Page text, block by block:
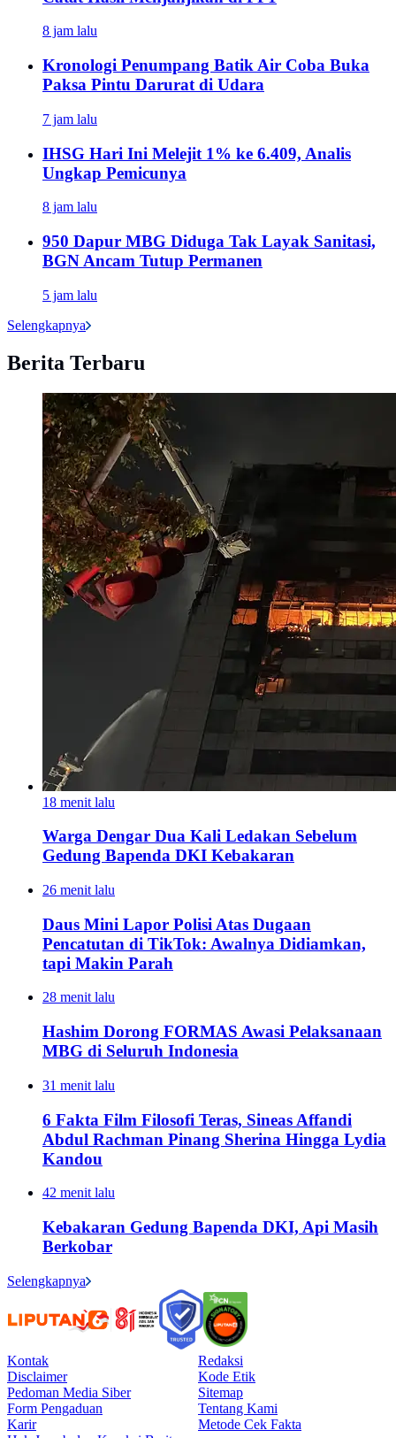
8 jam lalu
Kronologi Penumpang Batik Air Coba Buka
Paksa Pintu Darurat di Udara
7 jam lalu
IHSG Hari Ini Melejit 1% ke 6.409, Analis
Ungkap Pemicunya
8 jam lalu
950 Dapur MBG Diduga Tak Layak Sanitasi,
BGN Ancam Tutup Permanen
5 jam lalu
Selengkapnya
Berita Terbaru
18 menit lalu
Warga Dengar Dua Kali Ledakan Sebelum
Gedung Bapenda DKI Kebakaran
26 menit lalu
Daus Mini Lapor Polisi Atas Dugaan
Pencatutan di TikTok: Awalnya Didiamkan,
tapi Makin Parah
28 menit lalu
Hashim Dorong FORMAS Awasi Pelaksanaan
MBG di Seluruh Indonesia
31 menit lalu
6 Fakta Film Filosofi Teras, Sineas Affandi
Abdul Rachman Pinang Sherina Hingga Lydia
Kandou
42 menit lalu
Kebakaran Gedung Bapenda DKI, Api Masih
Berkobar
Selengkapnya
Kontak
Redaksi
Disclaimer
Kode Etik
Pedoman Media Siber
Sitemap
Form Pengaduan
Tentang Kami
Karir
Metode Cek Fakta